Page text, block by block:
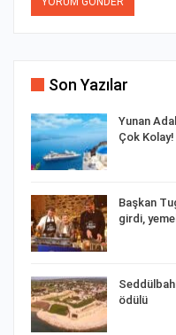
Son Yazılar
Yunan
Çok Kolay!
Başkan
girdi,
ödülü